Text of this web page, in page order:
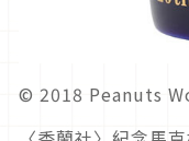
© 2018 Peanuts